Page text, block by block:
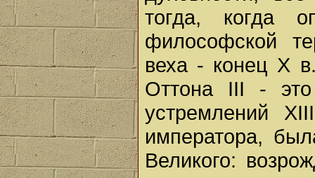
тогда, когда
философской
веха - конец X
Оттона III -
устремлений
императора,
Великого: